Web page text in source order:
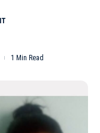
1 Min Read